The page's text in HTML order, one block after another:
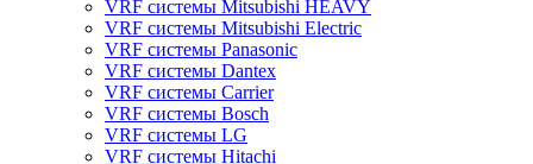
VRF системы Mitsubishi HEAVY
VRF системы Mitsubishi Electric
VRF системы Panasonic
VRF системы Dantex
VRF системы Carrier
VRF системы Bosch
VRF системы LG
VRF системы Hitachi